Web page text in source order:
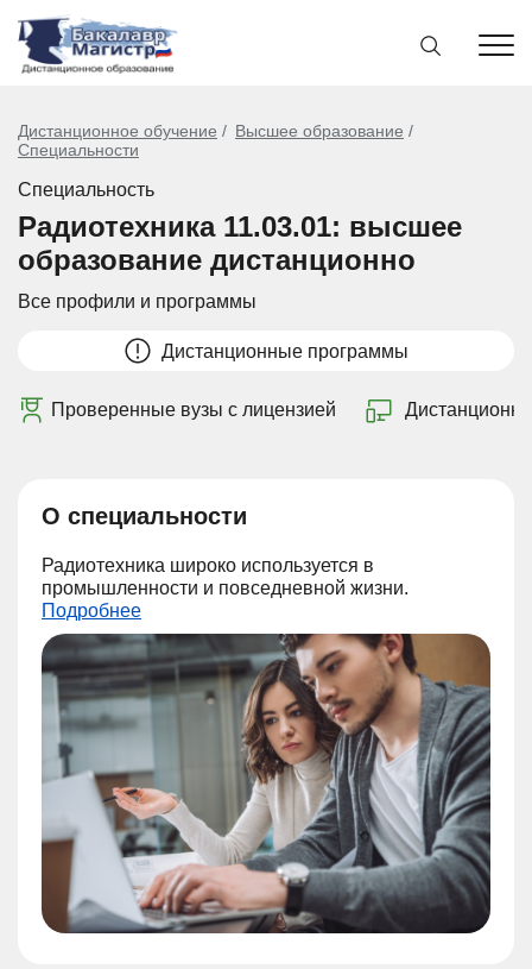
Дистанционное обучение
Высшее образование
Специальности
Специальность
Радиотехника 11.03.01: высшее
образование дистанционно
Все профили и программы
Дистанционные программы
Проверенные вузы с лицензией Дистанционно
О специальности
Радиотехника широко используется в
промышленности и повседневной жизни.
Подробнее